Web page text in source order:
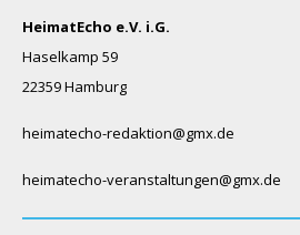
HeimatEcho e.V. i.G.
Haselkamp 59
22359 Hamburg
heimatecho-redaktion@gmx.de
heimatecho-veranstaltungen@gmx.de